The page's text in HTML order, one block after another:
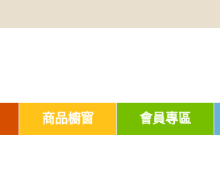
商品櫥窗 會員專區